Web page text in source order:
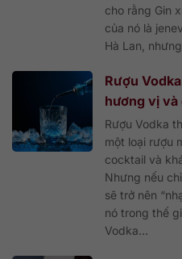
cho rằng Gin
của nó là
Hà Lan,
Rượu
hương vị và
Rượu Vodka
một loại rượu
cocktail và
Nhưng nếu
sẽ trở nên
nó trong thế
Vodka...